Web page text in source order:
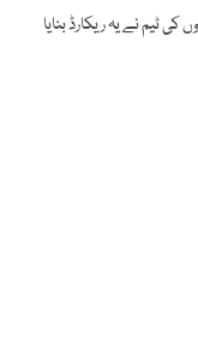
ٹیم نے یہ ریکارڈ بنایا